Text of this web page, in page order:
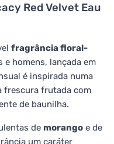
Red Velvet Eau
fragrância floral-
e homens, lançada em
é inspirada numa
frescura frutada com
de baunilha.
de morango e de
um caráter